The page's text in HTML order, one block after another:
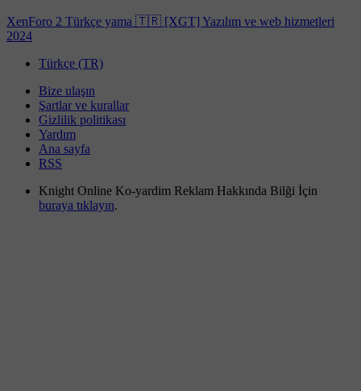
XenForo 2 Türkçe yama 🇹🇷 [XGT] Yazılım ve web hizmetleri
2024
Türkçe (TR)
Bize ulaşın
Şartlar ve kurallar
Gizlilik politikası
Yardım
Ana sayfa
RSS
Knight Online Ko-yardim Reklam Hakkında Bilği İçin
buraya tıklayın.